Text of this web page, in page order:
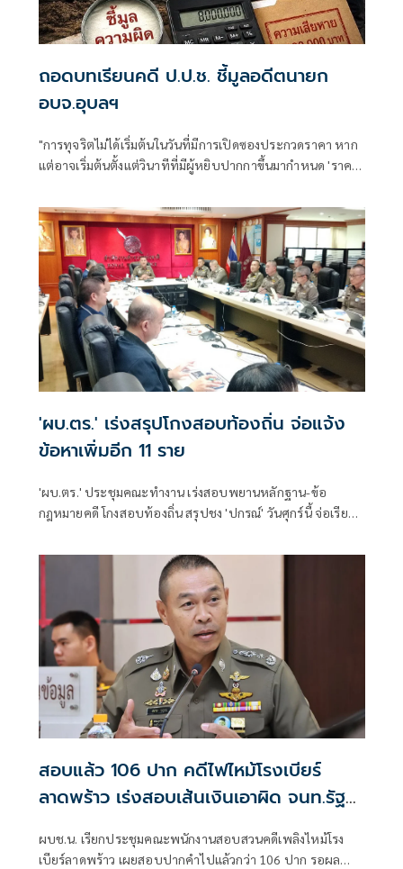
ถอดบทเรียนคดี ป.ป.ช. ชี้มูลอดีตนายก
อบจ.อุบลฯ
"การทุจริตไม่ได้เริ่มต้นในวันที่มีการเปิดซองประกวดราคา หาก
แต่อาจเริ่มต้นตั้งแต่วินาทีที่มีผู้หยิบปากกาขึ้นมากำหนด 'ราคา
'ผบ.ตร.' เร่งสรุปโกงสอบท้องถิ่น จ่อแจ้ง
ข้อหาเพิ่มอีก 11 ราย
'ผบ.ตร.' ประชุมคณะทำงาน เร่งสอบพยานหลักฐาน-ข้อ
กฎหมายคดี โกงสอบท้องถิ่น สรุปชง 'ปกรณ์' วันศุกร์นี้ จ่อเรียกผู้
สอบแล้ว 106 ปาก คดีไฟไหม้โรงเบียร์
ลาดพร้าว เร่งสอบเส้นเงินเอาผิด จนท.รัฐ
ผบช.น. เรียกประชุมคณะพนักงานสอบสวนคดีเพลิงไหม้โรง
เบียร์ลาดพร้าว เผยสอบปากคำไปแล้วกว่า 106 ปาก รอผล